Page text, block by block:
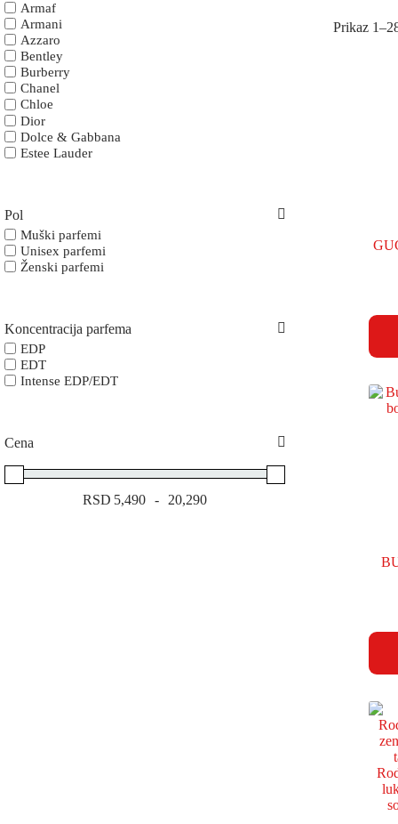
Prikaz
Armaf
Armani
Azzaro
Bentley
Burberry
Chanel
Chloe
Dior
Dolce & Gabbana
Estee Lauder
Guerlain
Hermes
Hugo Boss
Issey Miyake
Marc Jacobs
Montale
Narciso Rodriguez
Paco Rabanne
Versace
Pol
Muški parfemi
Unisex parfemi
Ženski parfemi
Koncentracija parfema
EDP
EDT
Intense EDP/EDT
Cena
RSD Minimum Price
5,490 -
Maximum Price
20,290